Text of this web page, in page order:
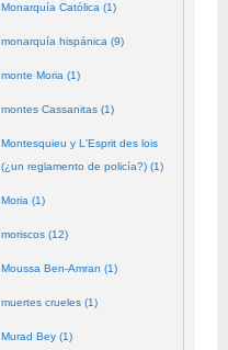
Monarquía Católica (1)
monarquía hispánica (9)
monte Moria (1)
montes Cassanitas (1)
Montesquieu y L'Esprit des lois
(¿un reglamento de policía?) (1)
Moria (1)
moriscos (12)
Moussa Ben-Amran (1)
muertes crueles (1)
Murad Bey (1)